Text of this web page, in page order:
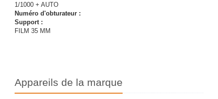
1/1000 + AUTO
Numéro d'obturateur :
Support :
FILM 35 MM
Appareils de la marque